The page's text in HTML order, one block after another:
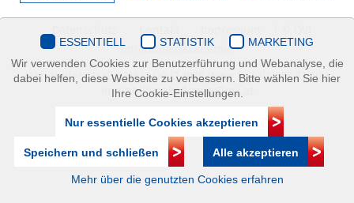
Immobilienakademie
Mariahilfer Straße 116/2.OG/2 1070 Wien | +43(1)505 32 50 |
immobilienakademie@ovi.at
ESSENTIELL STATISTIK
MARKETING
Wir verwenden Cookies zur Benutzerführung und Webanalyse, die
dabei helfen, diese Webseite zu verbessern. Bitte wählen Sie hier
Ihre Cookie-Einstellungen.
Nur essentielle Cookies akzeptieren
Speichern und schließen Alle akzeptieren
Mehr über die genutzten Cookies erfahren